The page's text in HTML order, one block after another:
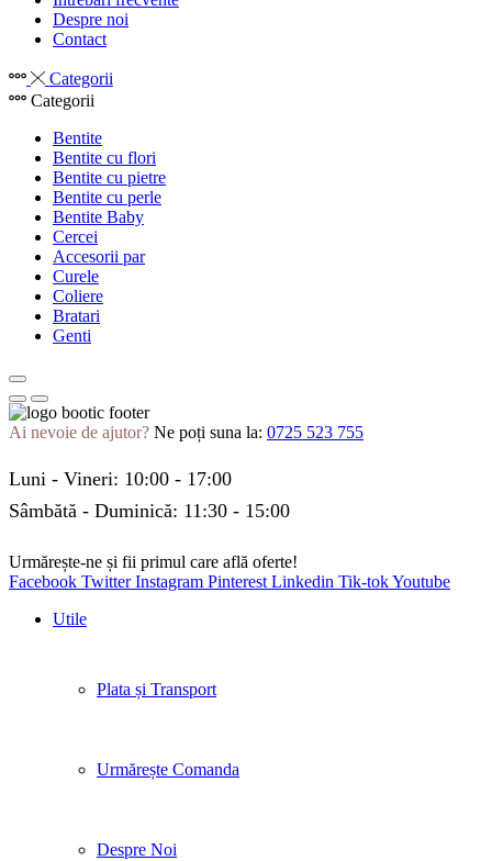
Despre noi
Contact
Categorii
Categorii
Bentite
Bentite cu flori
Bentite cu pietre
Bentite cu perle
Bentite Baby
Cercei
Accesorii par
Curele
Coliere
Bratari
Genti
Ai nevoie de ajutor? Ne poți suna la: 0725 523 755
Luni - Vineri: 10:00 - 17:00
Sâmbătă - Duminică: 11:30 - 15:00
Urmărește-ne și fii primul care află oferte!
Facebook Twitter Instagram Pinterest Linkedin Tik-tokYoutube
Utile
Plata și Transport
Urmărește Comanda
Despre Noi